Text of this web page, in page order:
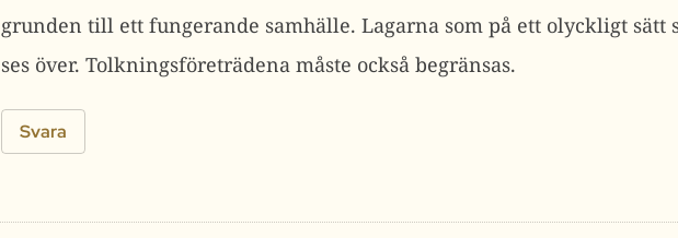
grunden till ett fungerande samhälle. Lagarna som på ett olyckligt sätt
ses över. Tolkningsföreträdena måste också begränsas.
Svara